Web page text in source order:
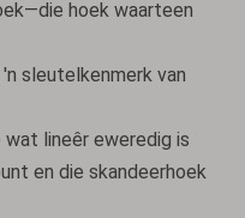
hoek waarteen
sleutelkenmerk van
lineêr eweredig is
en die skandeerhoek